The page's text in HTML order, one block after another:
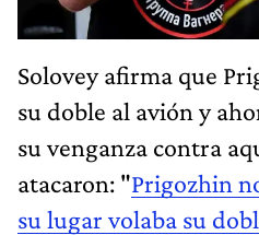
Solovey afirma que
su doble al avión y
su venganza contra
atacaron: "Prigozhin
su lugar volaba su